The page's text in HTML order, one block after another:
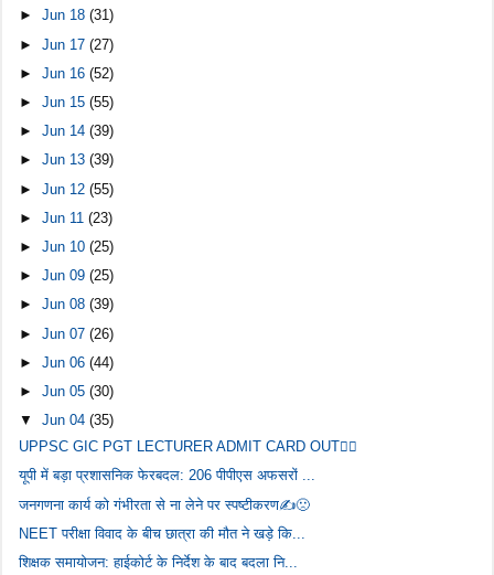
►Jun 18(31)
►Jun 17(27)
►Jun 16(52)
►Jun 15(55)
►Jun 14(39)
►Jun 13(39)
►Jun 12(55)
►Jun 11(23)
►Jun 10(25)
►Jun 09(25)
►Jun 08(39)
►Jun 07(26)
►Jun 06(44)
►Jun 05(30)
▼Jun 04(35)
UPPSC GIC PGT LECTURER ADMIT CARD OUT👇🏻
यूपी में बड़ा प्रशासनिक फेरबदल: 206 पीपीएस अफसरों ...
जनगणना कार्य को गंभीरता से ना लेने पर स्पष्टीकरण✍️🙁
NEET परीक्षा विवाद के बीच छात्रा की मौत ने खड़े कि...
शिक्षक समायोजन: हाईकोर्ट के निर्देश के बाद बदला नि...